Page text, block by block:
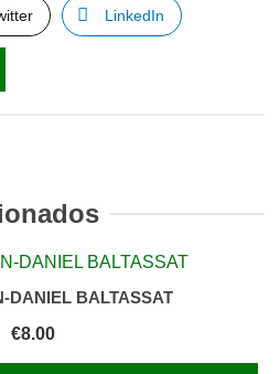
LinkedIn
DANIEL BALTASSAT
€8.00